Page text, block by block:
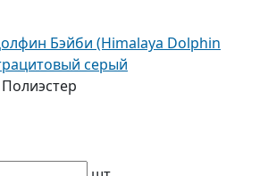
Бэйби (Himalaya Dolphin
серый
Полиэстер